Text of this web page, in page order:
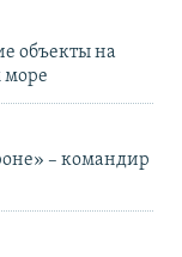
объекты на
море
– командир